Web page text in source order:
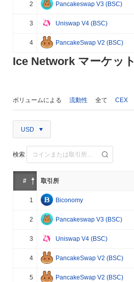
2 Pancakeswap V3 (BSC)
3 Uniswap V4 (BSC)
4 PancakeSwap V2 (BSC)
Ice Network マーケット
ボリュームによる 流動性 全て CEX
USD
検索
# 取引所
1 Biconomy
2 Pancakeswap V3 (BSC)
3 Uniswap V4 (BSC)
4 PancakeSwap V2 (BSC)
5 PancakeSwap V2 (BSC)